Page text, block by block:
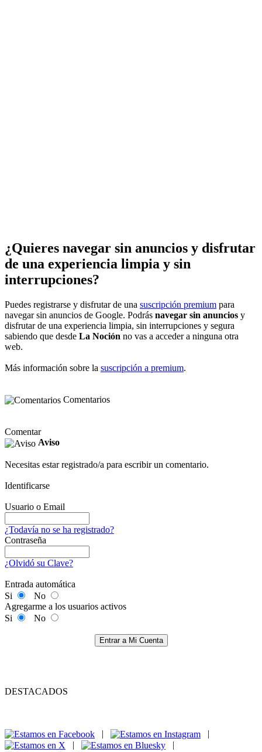
¿Quieres navegar sin anuncios y disfrutar
de una experiencia limpia y sin
interrupciones?
Puedes registrarse y disfrutar de una suscripción premium para
navegar sin anuncios de Google. Podrás navegar sin anuncios y
disfrutar de una experiencia limpia, sin interrupciones y segura
sabiendo que desde La Noción no vas a acceder a ninguna otra
web.
Más información sobre la suscripción a premium.
Comentarios
Comentar
Aviso
Necesitas estar registrado/a para escribir un comentario.
Identificarse
Usuario o Email
¿Todavía no se ha registrado?
Contraseña
¿Olvidó su Clave?
Entrada automática
Si
No
Agregarme a los usuarios activos
Si
No
Entrar a Mi Cuenta
DESTACADOS
|
|
|
|